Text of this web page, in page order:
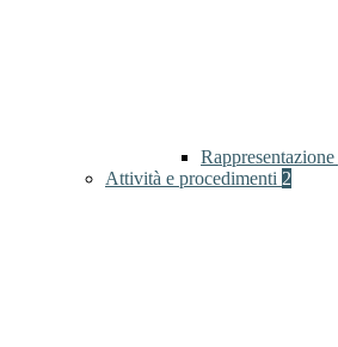
Attività e procedimenti 2